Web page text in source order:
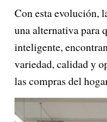
Con esta evolución,
una alternativa para
inteligente,
variedad, calidad y
las compras del